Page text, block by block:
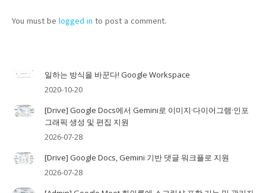
You must be logged in to post a comment.
일하는 방식을 바꾼다! Google Workspace
2020-10-20
[Drive] Google Docs에서 Gemini로 이미지·다이어그램·인포
그래픽 생성 및 편집 지원
2026-07-28
[Drive] Google Docs, Gemini 기반 댓글 워크플로 지원
2026-07-28